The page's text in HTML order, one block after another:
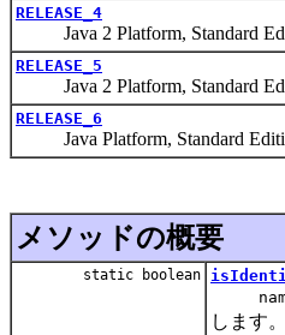
RELEASE_4
Java 2 Platform, Standard
RELEASE_5
Java 2 Platform, Standard
RELEASE_6
Java Platform, Standard
メソッドの概要
static boolean
します。